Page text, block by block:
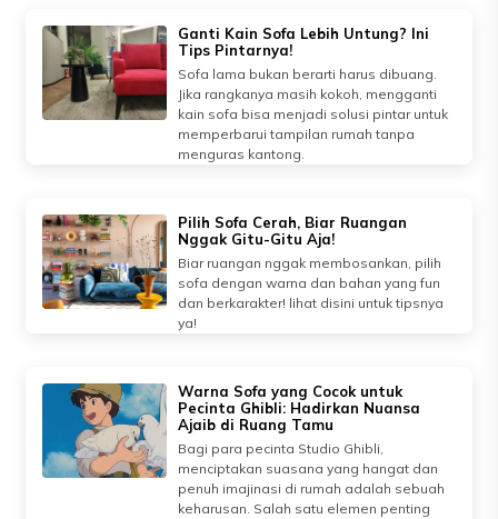
Ganti Kain Sofa Lebih Untung? Ini
Tips Pintarnya!
Sofa lama bukan berarti harus dibuang.
Jika rangkanya masih kokoh, mengganti
kain sofa bisa menjadi solusi pintar untuk
memperbarui tampilan rumah tanpa
menguras kantong.
Pilih Sofa Cerah, Biar Ruangan
Nggak Gitu-Gitu Aja!
Biar ruangan nggak membosankan, pilih
sofa dengan warna dan bahan yang fun
dan berkarakter! lihat disini untuk tipsnya
ya!
Warna Sofa yang Cocok untuk
Pecinta Ghibli: Hadirkan Nuansa
Ajaib di Ruang Tamu
Bagi para pecinta Studio Ghibli,
menciptakan suasana yang hangat dan
penuh imajinasi di rumah adalah sebuah
keharusan. Salah satu elemen penting